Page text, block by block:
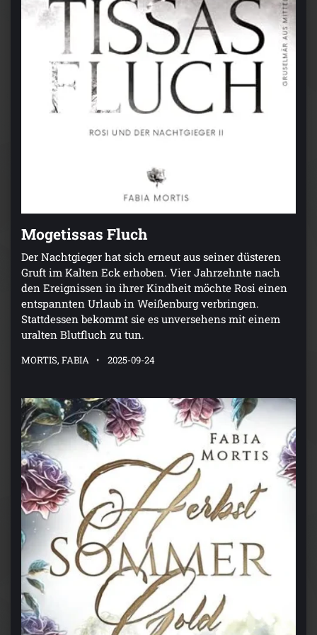
Mogetissas Fluch
Der Nachtgieger hat sich erneut aus seiner düsteren
Gruft im Kalten Eck erhoben. Vier Jahrzehnte nach
den Ereignissen in ihrer Kindheit möchte Rosi einen
entspannten Urlaub in Weißenburg verbringen.
Stattdessen bekommt sie es unversehens mit einem
uralten Blutfluch zu tun.
MORTIS, FABIA 2025-09-24